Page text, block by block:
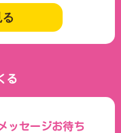
る
る
ッセージお待ち